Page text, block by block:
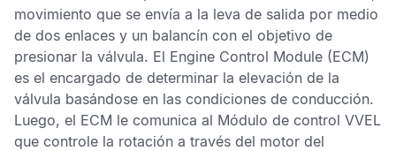
movimiento que se envía a la leva de salida por medio
de dos enlaces y un balancín con el objetivo de
presionar la válvula. El Engine Control Module (ECM)
es el encargado de determinar la elevación de la
válvula basándose en las condiciones de conducción.
Luego, el ECM le comunica al Módulo de control VVEL
que controle la rotación a través del motor del